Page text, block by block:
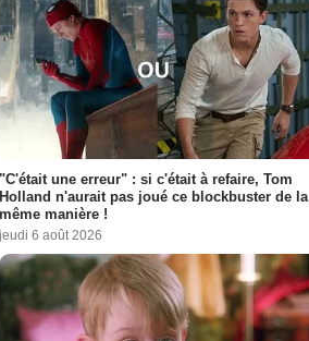
"C'était une erreur" : si c'était à refaire, Tom
Holland n'aurait pas joué ce blockbuster de la
même manière !
jeudi 6 août 2026